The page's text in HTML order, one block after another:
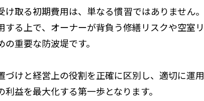
取る初期費用は、単なる慣習ではありません。
る上で、オーナーが背負う修繕リスクや空室リ
重要な防波堤です。
づけと経営上の役割を正確に区別し、適切に運用
益を最大化する第一歩となります。